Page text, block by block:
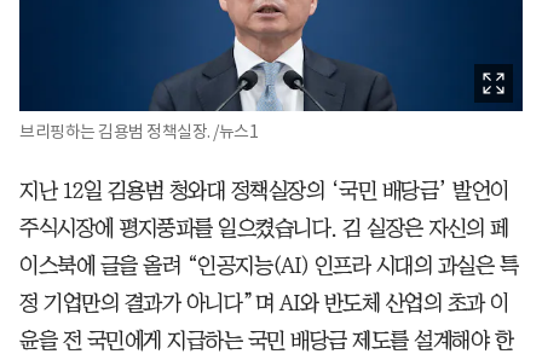
브리핑하는 김용범 정책실장. /뉴스1
지난 12일 김용범 청와대 정책실장의 ‘국민 배당금’ 발언이
주식시장에 평지풍파를 일으켰습니다. 김 실장은 자신의 페
이스북에 글을 올려 “인공지능(AI) 인프라 시대의 과실은 특
정 기업만의 결과가 아니다”며 AI와 반도체 산업의 초과 이
윤을 전 국민에게 지급하는 국민 배당금 제도를 설계해야 한